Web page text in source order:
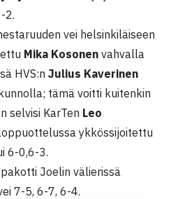
2.
vei helsinkiläiseen
Mika Kosonen vahvalla
HVS:n Julius Kaverinen
tämä voitti kuitenkin
selvisi KarTen Leo
ykkössijoitettu
6-0,6-3.
pakotti Joelin välierissä
7-5, 6-7, 6-4.